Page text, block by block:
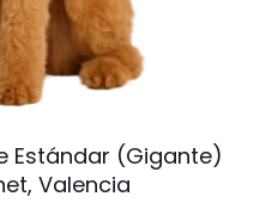
Estándar (Gigante)
Valencia